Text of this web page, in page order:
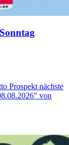
Prospekt nächste
von